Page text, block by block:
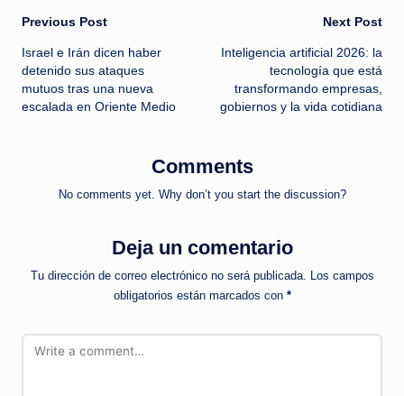
Post
navigation
Previous Post
Israel e Irán dicen haber
detenido sus ataques
mutuos tras una nueva
escalada en Oriente Medio
Next Post
Inteligencia artificial 2026: la
tecnología que está
transformando empresas,
gobiernos y la vida cotidiana
Comments
No comments yet. Why don’t you start the discussion?
Deja un comentario
Tu dirección de correo electrónico no será publicada. Los campos
obligatorios están marcados con *